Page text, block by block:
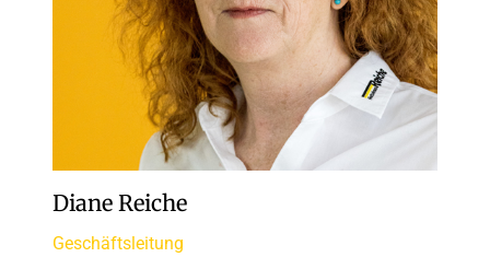
Diane Reiche
Geschäftsleitung